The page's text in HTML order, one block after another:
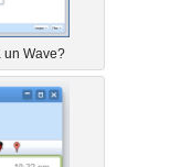
un Wave?